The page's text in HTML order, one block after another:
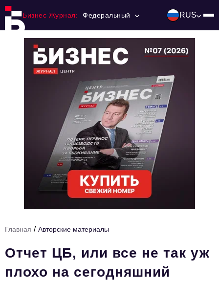
Бизнес Журнал: Федеральный RUS
Ниши и рынки
Технологии и тренды
HR
Персона номера
Главная / Авторские материалы
Отчет ЦБ, или все не так уж
плохо на сегодняшний